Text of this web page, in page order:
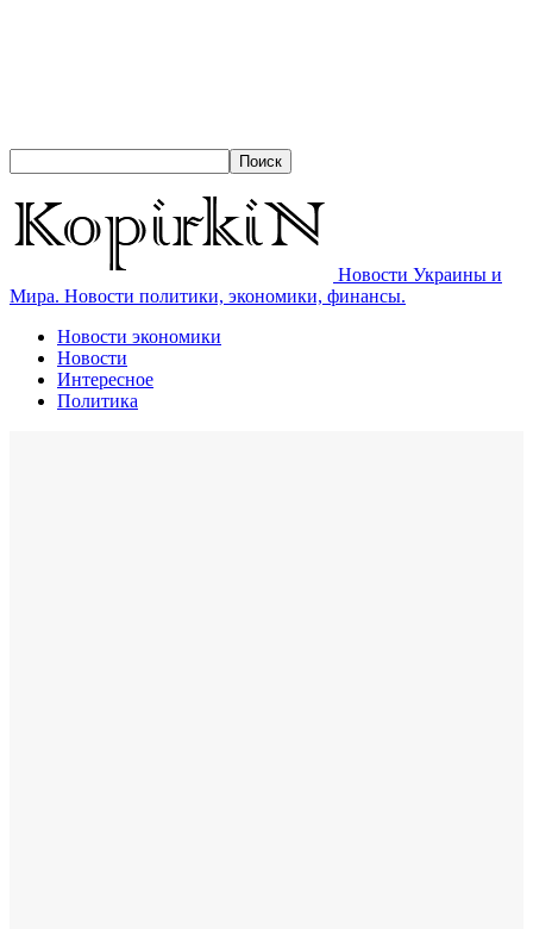
Новости Украины и
Мира. Новости политики, экономики, финансы.
Новости экономики
Новости
Интересное
Политика